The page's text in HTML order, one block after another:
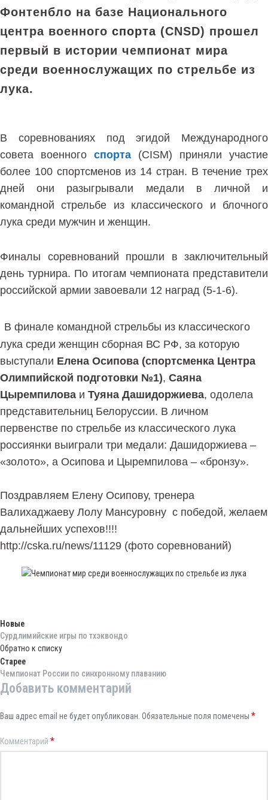
Фонтенбло на базе Национального
центра военного спорта (CNSD) прошел
первый в истории чемпионат мира
среди военнослужащих по стрельбе из
лука.
В соревнованиях под эгидой Международного
совета военного спорта (CISM) приняли участие
более 100 спортсменов из 14 стран. В течение трех
дней они разыгрывали медали в личной и
командной стрельбе из классического и блочного
лука среди мужчин и женщин.
Финалы соревнований прошли в заключительный
день турнира. По итогам чемпионата представители
российской армии завоевали 12 наград (5-1-6).
В финале командной стрельбы из классического
лука среди женщин сборная ВС РФ, за которую
выступали Елена Осипова (спортсменка Центра
Олимпийской подготовки №1), Саяна
Цыремпилова и Туяна Дашидоржиева, одолела
представительниц Белоруссии. В личном
первенстве по стрельбе из классического лука
россиянки выиграли три медали: Дашидоржиева –
«золото», а Осипова и Цыремпилова – «бронзу».
Поздравляем Елену Осипову, тренера
Валихаджаеву Лолу Мансуровну с победой, желаем
дальнейших успехов!!!!
http://cska.ru/news/11129 (фото соревнований)
Новые
Сурдлимийские игры по тхэквондо
Обратно к списку
Старее
Чемпионат России по синхронному плаванию
Добавить комментарий
Ваш адрес email не будет опубликован. Обязательные поля помечены *
Комментарий *